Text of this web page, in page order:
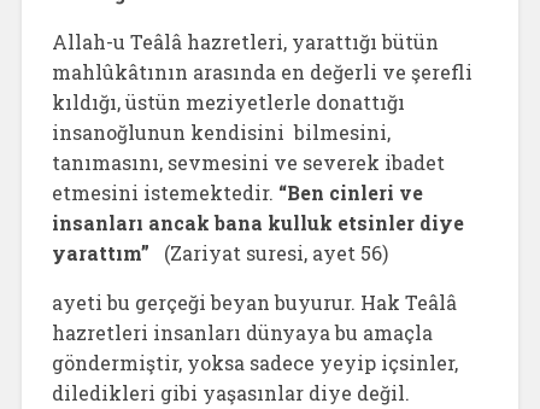
Allah-u Teâlâ hazretleri, yarattığı bütün
mahlûkâtının arasında en değerli ve şerefli
kıldığı, üstün meziyetlerle donattığı
insanoğlunun kendisini bilmesini,
tanımasını, sevmesini ve severek ibadet
etmesini istemektedir. “Ben cinleri ve
insanları ancak bana kulluk etsinler diye
yarattım” (Zariyat suresi, ayet 56)
ayeti bu gerçeği beyan buyurur. Hak Teâlâ
hazretleri insanları dünyaya bu amaçla
göndermiştir, yoksa sadece yeyip içsinler,
diledikleri gibi yaşasınlar diye değil.